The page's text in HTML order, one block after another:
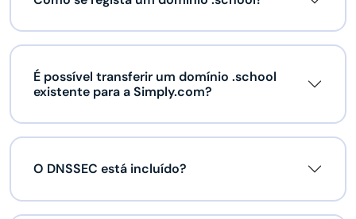
É possível transferir um domínio .school
existente para a Simply.com?
O DNSSEC está incluído?